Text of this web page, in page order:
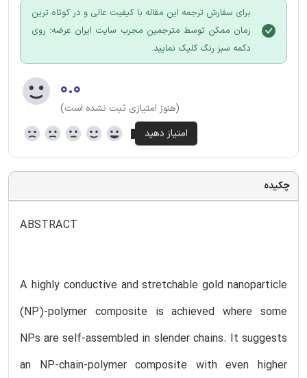
برای سفارش ترجمه این مقاله با کیفیت عالی و در کوتاه ترین
زمان ممکن توسط مترجمین مجرب سایت ایران عرضه؛ روی
دکمه سبز رنگ کلیک نمایید.
۰.۰
(هنوز امتیازی ثبت نشده است)
چکیده
ABSTRACT
A highly conductive and stretchable gold nanoparticle
(NP)-polymer composite is achieved where some
NPs are self-assembled in slender chains. It suggests
an NP-chain-polymer composite with even higher